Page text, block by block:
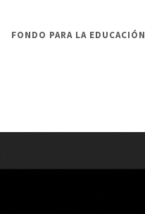
FONDO PARA LA EDUCACIÓN